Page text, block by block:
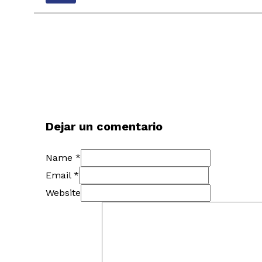
Dejar un comentario
Name *
Email *
Website